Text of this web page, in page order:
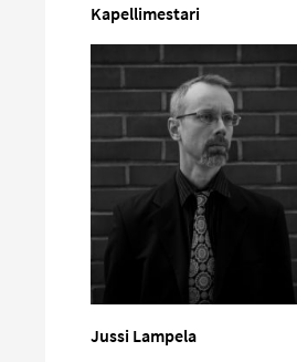
Kapellimestari
Jussi Lampela